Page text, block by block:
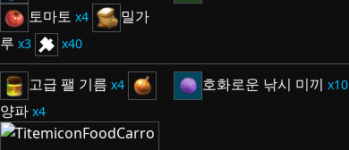
토마토 4
밀가
루
3 40
고급 팰 기름 4
양파 4
호화로운 낚시 미끼 10